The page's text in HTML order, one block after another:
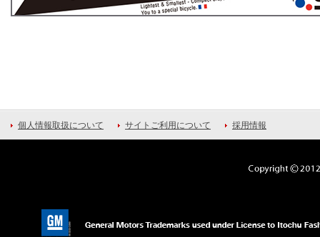
個人情報取扱について サイトご利用について 採用情報